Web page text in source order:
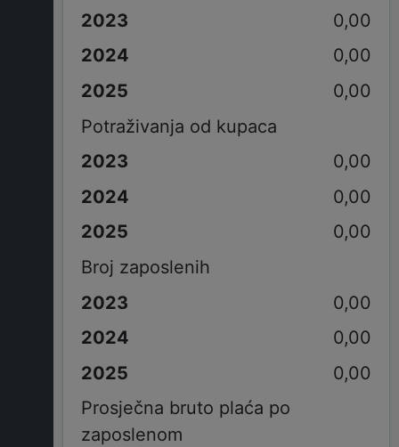
0,00
0,00
0,00
Potraživanja od kupaca
0,00
0,00
0,00
Broj zaposlenih
0,00
0,00
0,00
Prosječna bruto plaća po
zaposlenom